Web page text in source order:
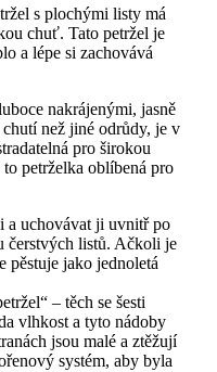
s plochými listy má
chuť. Tato petržel je
a lépe si zachovává
nakrájenými, jasně
než jiné odrůdy, je v
pro širokou
petrželka oblíbená pro
a uchovávat ji uvnitř po
čerstvých listů. Ačkoli je
pěstuje jako jednoletá
– těch se šesti
vlhkost a tyto nádoby
jsou malé a ztěžují
systém, aby byla